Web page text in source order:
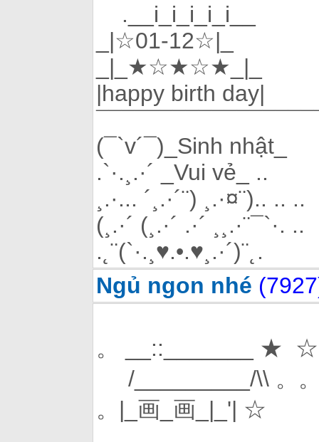
.__i_i_i_i_i__
_|☆01-12☆|_
_|_★☆★☆★_|_
|happy birth day|
(¯`v´¯)_Sinh nhật_
.`·.¸.·´ _Vui vẻ_ ..
¸.·... ´¸.·´¨) ¸.·¤¨).. .. ..
(¸.·´ (¸.·´ .·´ ¸¸.·¨¯`·. ..
.˛¨(`·.¸♥.•.♥¸.·´)¨˛.
Ngủ ngon nhé
。 __::_______ ★ ☆
/_________/\\ 。
。|_画_画_|_'| ☆